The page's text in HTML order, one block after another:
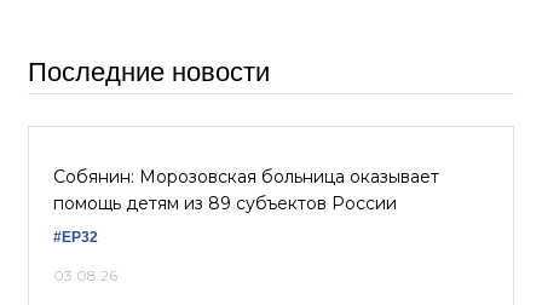
Последние новости
Собянин: Морозовская больница оказывает
помощь детям из 89 субъектов России
#ЕР32
03.08.26